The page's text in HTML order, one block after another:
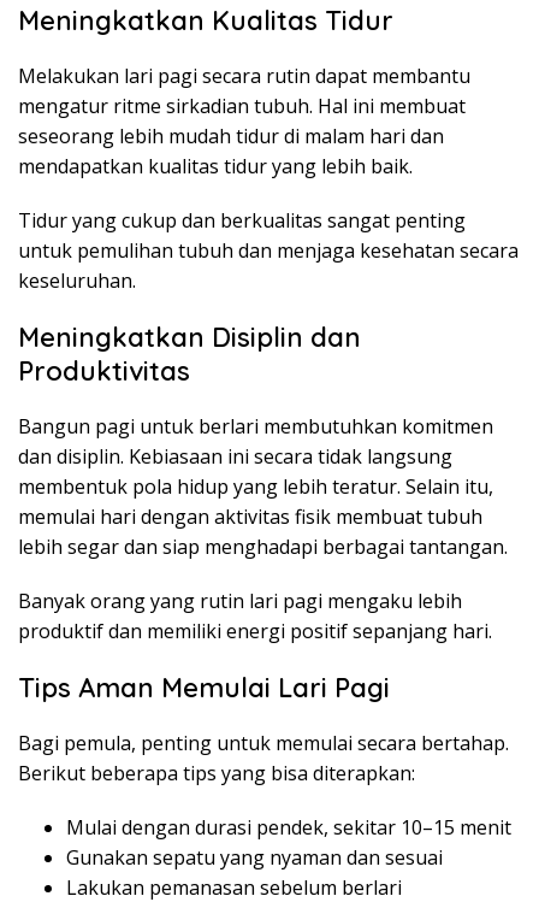
Meningkatkan Kualitas Tidur
Melakukan lari pagi secara rutin dapat membantu
mengatur ritme sirkadian tubuh. Hal ini membuat
seseorang lebih mudah tidur di malam hari dan
mendapatkan kualitas tidur yang lebih baik.
Tidur yang cukup dan berkualitas sangat penting
untuk pemulihan tubuh dan menjaga kesehatan secara
keseluruhan.
Meningkatkan Disiplin dan
Produktivitas
Bangun pagi untuk berlari membutuhkan komitmen
dan disiplin. Kebiasaan ini secara tidak langsung
membentuk pola hidup yang lebih teratur. Selain itu,
memulai hari dengan aktivitas fisik membuat tubuh
lebih segar dan siap menghadapi berbagai tantangan.
Banyak orang yang rutin lari pagi mengaku lebih
produktif dan memiliki energi positif sepanjang hari.
Tips Aman Memulai Lari Pagi
Bagi pemula, penting untuk memulai secara bertahap.
Berikut beberapa tips yang bisa diterapkan:
Mulai dengan durasi pendek, sekitar 10–15 menit
Gunakan sepatu yang nyaman dan sesuai
Lakukan pemanasan sebelum berlari